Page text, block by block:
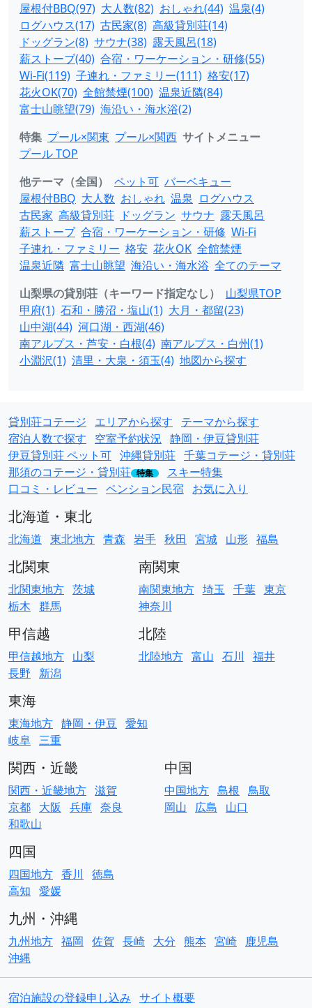
屋根付BBQ(97) 大人数(82) おしゃれ(44) 温泉(4)
ログハウス(17) 古民家(8) 高級貸別荘(14)
ドッグラン(8) サウナ(38) 露天風呂(18)
薪ストーブ(40) 合宿・ワーケーション・研修(55)
Wi-Fi(119) 子連れ・ファミリー(111) 格安(17)
花火OK(70) 全館禁煙(100) 温泉近隣(84)
富士山眺望(79) 海沿い・海水浴(2)
特集 プール×関東 プール×関西 サイトメニュー
プール TOP
他テーマ（全国）
ペット可 バーベキュー
屋根付BBQ 大人数 おしゃれ 温泉 ログハウス
古民家 高級貸別荘 ドッグラン サウナ 露天風呂
薪ストーブ 合宿・ワーケーション・研修 Wi-Fi
子連れ・ファミリー 格安 花火OK 全館禁煙
温泉近隣 富士山眺望 海沿い・海水浴 全てのテーマ
山梨県の貸別荘（キーワード指定なし）
山梨県TOP
甲府(1) 石和・勝沼・塩山(1) 大月・都留(23)
山中湖(44) 河口湖・西湖(46)
南アルプス・芦安・白根(4) 南アルプス・白州(1)
小淵沢(1) 清里・大泉・須玉(4) 地図から探す
貸別荘コテージ エリアから探す
テーマから探す
宿泊人数で探す
空室予約状況 静岡・伊豆貸別荘
伊豆貸別荘 ペット可 沖縄貸別荘 千葉コテージ・貸別荘
那須のコテージ・貸別荘 特集
スキー特集
口コミ・レビュー ペンション民宿 お気に入り
北海道・東北
北海道 東北地方 青森 岩手 秋田 宮城 山形 福島
北関東
北関東地方 茨城
栃木 群馬
南関東
南関東地方 埼玉 千葉 東京
神奈川
甲信越
甲信越地方 山梨
長野
新潟
北陸
北陸地方 富山 石川 福井
東海
東海地方 静岡・伊豆 愛知
岐阜 三重
関西・近畿
関西・近畿地方 滋賀
京都 大阪 兵庫 奈良
和歌山
中国
中国地方 島根 鳥取
岡山
広島 山口
四国
四国地方 香川
徳島
高知 愛媛
九州・沖縄
九州地方 福岡 佐賀 長崎 大分 熊本 宮崎
鹿児島
沖縄
宿泊施設の登録申し込み サイト概要